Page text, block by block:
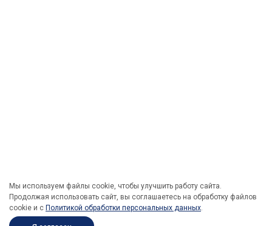
Мы используем файлы cookie, чтобы улучшить работу сайта.
Продолжая использовать сайт, вы соглашаетесь на обработку файлов
cookie и c Политикой обработки персональных данных.